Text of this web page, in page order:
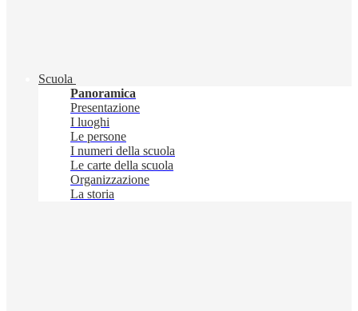
Scuola
Panoramica
Presentazione
I luoghi
Le persone
I numeri della scuola
Le carte della scuola
Organizzazione
La storia